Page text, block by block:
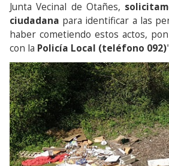
Junta Vecinal de Otañes,
ciudadana para identificar a las
haber cometiendo estos actos,
con la Policía Local (teléfono 092)